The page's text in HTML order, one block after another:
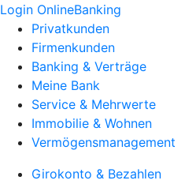
Login OnlineBanking
Privatkunden
Firmenkunden
Banking & Verträge
Meine Bank
Service & Mehrwerte
Immobilie & Wohnen
Vermögensmanagement
Girokonto & Bezahlen